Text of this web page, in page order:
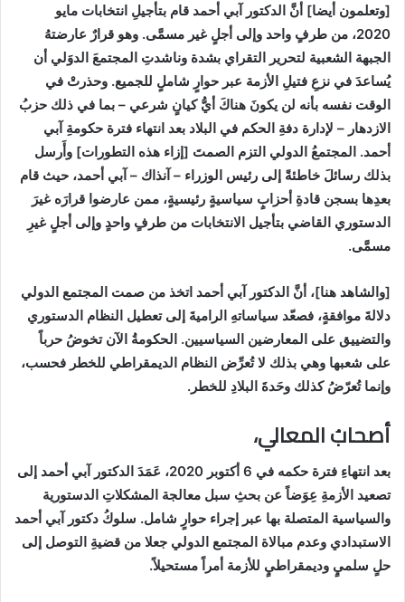
[وتعلمون أيضا] أنَّ الدكتور آبي أحمد قام بتأجيلِ انتخابات مايو
2020، من طرفٍ واحد وإلى أجلٍ غير مسمَّى. وهو قرارٌ عارضتهُ
الجبهة الشعبية لتحرير التقراي بشدة وناشدتِ المجتمعَ الدوَلي أن
يُساعدَ في نزعِ فتيلِ الأزمة عبر حوارٍ شاملٍ للجميع. وحذرتْ في
الوقت نفسه بأنه لن يكونَ هناكَ أيُّ كيانٍ شرعي – بما في ذلك حزبُ
الازدهار – لإدارة دفةِ الحكم في البلاد بعد انتهاء فترة حكومةِ آبي
أحمد. المجتمعُ الدولي التزم الصمتَ [إزاء هذه التطورات] وأَرسل
بذلك رسائلَ خاطئةً إلى رئيس الوزراء – آنذاك – آبي أحمد، حيث قام
بعدِها بسجن قادةِ أحزابٍ سياسيةٍ رئيسيةٍ، ممن عارضوا قرارَه غيرَ
الدستوري القاضي بتأجيل الانتخابات من طرفٍ واحدٍ وإلى أجلٍ غيرِ
مسمَّى.
[والشاهد هنا]، أنَّ الدكتور آبي أحمد اتخذ من صمت المجتمع الدولي
دلالةَ موافقةٍ، فصعّد سياساتهِ الراميةَ إلى تعطيل النظام الدستوري
والتضييق على المعارضين السياسيين. الحكومةُ الآن تخوضُ حرباً
على شعبها وهي بذلك لا تُعرِّض النظام الديمقراطي للخطر فحسب،
وإنما تُعرّضُ كذلك وحَدةَ البلادِ للخطر .
أصحابُ المعالي،
بعد انتهاءِ فترة حكمه في 6 أكتوبر 2020، عَمَدَ الدكتور آبي أحمد إلى
تصعيد الأزمةِ عِوَضاً عن بحثِ سبل معالجة المشكلاتِ الدستورية
والسياسية المتصلة بها عبر إجراء حوارٍ شامل. سلوكُ دكتور آبي أحمد
الاستبدادي وعدم مبالاة المجتمع الدولي جعلا من قضيةِ التوصل إلى
حلٍ سلميٍ وديمقراطيٍ للأزمة أمراً مستحيلاً.